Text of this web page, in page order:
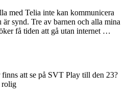
med Telia inte kan kommunicera
synd. Tre av barnen och alla mina
få tiden att gå utan internet …
finns att se på SVT Play till den 23?
rolig